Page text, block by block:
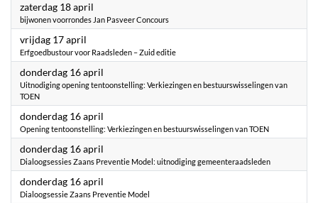
zaterdag 18 april
bijwonen voorrondes Jan Pasveer Concours
vrijdag 17 april
Erfgoedbustour voor Raadsleden – Zuid editie
donderdag 16 april
Uitnodiging opening tentoonstelling: Verkiezingen en bestuurswisselingen van
TOEN
donderdag 16 april
Opening tentoonstelling: Verkiezingen en bestuurswisselingen van TOEN
donderdag 16 april
Dialoogsessies Zaans Preventie Model: uitnodiging gemeenteraadsleden
donderdag 16 april
Dialoogsessie Zaans Preventie Model